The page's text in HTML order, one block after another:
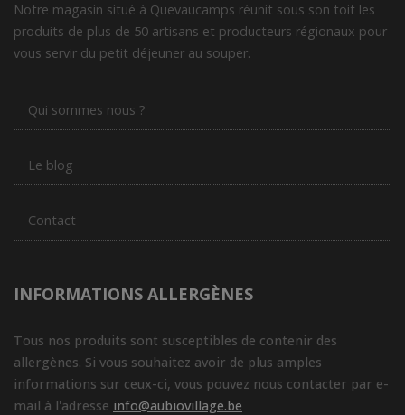
Notre magasin situé à Quevaucamps réunit sous son toit les
produits de plus de 50 artisans et producteurs régionaux pour
vous servir du petit déjeuner au souper.
Qui sommes nous ?
Le blog
Contact
INFORMATIONS ALLERGÈNES
Tous nos produits sont susceptibles de contenir des
allergènes. Si vous souhaitez avoir de plus amples
informations sur ceux-ci, vous pouvez nous contacter par e-
mail à l'adresse info@aubiovillage.be